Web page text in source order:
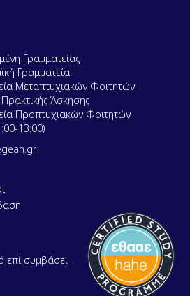
Γραμματείας
Γραμματεία
Μεταπτυχιακών Φοιτητών
Άσκησης
Προπτυχιακών Φοιτητών
13:00)
επί συμβάσει